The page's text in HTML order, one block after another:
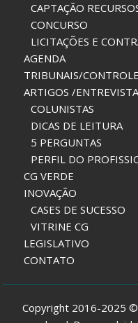
CAPTAÇÃO
CONCURSO
LICITAÇÕES E
AGENDA
TRIBUNAIS/CONTROLE
ARTIGOS /
COLUNISTAS
DICAS DE LEITURA
5 PERGUNTAS
PERFIL DO
CG VERDE
INOVAÇÃO
CASES DE SUCESSO
VITRINE CG
LEGISLATIVO
CONTATO
Copyright 2016-2025